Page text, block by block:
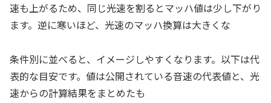
速も上がるため、同じ光速を割るとマッハ値は少し下がり
ます。逆に寒いほど、光速のマッハ換算は大きくな
条件別に並べると、イメージしやすくなります。以下は代
表的な目安です。値は公開されている音速の代表値と、光
速からの計算結果をまとめたも